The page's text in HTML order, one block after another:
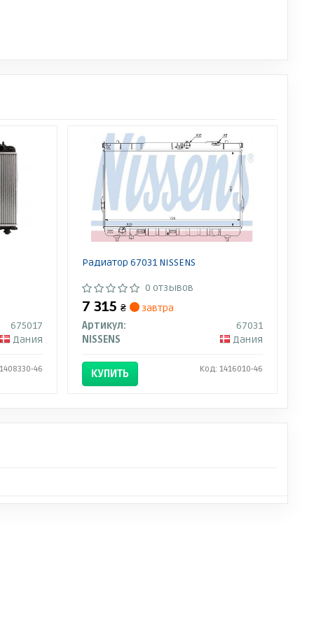
675017
Дания
46
Радиатор 67031 NISSENS
0 отзывов
7 315₴
завтра
Артикул:
67031
NISSENS
Дания
КУПИТЬ Код: 1416010-46